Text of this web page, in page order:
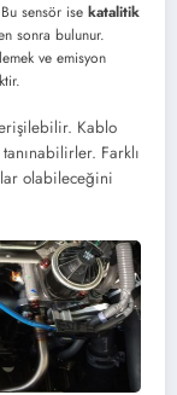
Bu sensör ise katalitik
sonra bulunur.
ve emisyon
Kablo
Farklı
olabileceğini